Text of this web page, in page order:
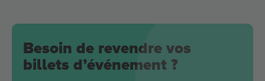
Besoin de revendre vos
billets d’événement ?